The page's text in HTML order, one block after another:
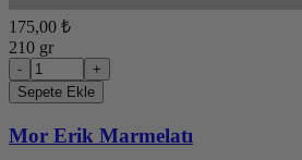
175,00 ₺
210 gr
-
+
Sepete Ekle
Mor Erik Marmelatı